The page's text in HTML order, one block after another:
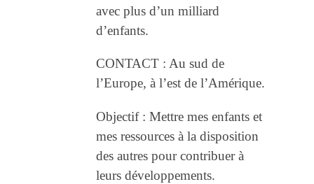
avec plus d’un milliard
d’enfants.
CONTACT : Au sud de
l’Europe, à l’est de l’Amérique.
Objectif : Mettre mes enfants et
mes ressources à la disposition
des autres pour contribuer à
leurs développements.